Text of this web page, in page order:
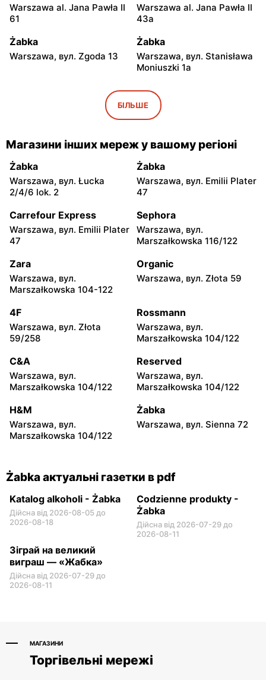
Warszawa al. Jana Pawła II
61
Warszawa al. Jana Pawła II
43a
Żabka
Warszawa, вул. Zgoda 13
Żabka
Warszawa, вул. Stanisława
Moniuszki 1a
Świętokrzyska 0 Stacja
Żabka
Warszawa, вул.
Grzybowska 5
Żabka
Łódź, вул. Żurawia 14
Żabka
Warszawa, вул. Żurawia 18
Żabka
35
Żabka
104
Żabka
Grzybowska 2
Żabka
Żabka
Chałubińskiego 8
Żabka
73
Żabka
Grzybowska 4
Żabka
41/43
Żabka Żabka
Żabka
Warszawa, вул. Prosta 2/14
Żabka
БІЛЬШЕ
Магазини інших мереж у вашому регіоні
Żabka
Warszawa, вул. Łucka
2/4/6 lok. 2
Żabka
Warszawa, вул. Emilii Plater
47
Carrefour Express
Warszawa, вул. Emilii Plater
47
Sephora
Warszawa, вул.
Marszałkowska 116/122
Zara
Warszawa, вул.
Marszałkowska 104-122
Organic
Warszawa, вул. Złota 59
4F
Warszawa, вул. Złota
59/258
Rossmann
Warszawa, вул.
Marszałkowska 104/122
C&A
Warszawa, вул.
Marszałkowska 104/122
Reserved
Warszawa, вул.
Marszałkowska 104/122
H&M
Warszawa, вул.
Marszałkowska 104/122
Żabka
Warszawa, вул. Sienna 72
Żabka актуальні газетки в pdf
Katalog alkoholi - Żabka
Дійсна від 2026-08-05 до
2026-08-18
Codzienne produkty -
Żabka
Дійсна від 2026-07-29 до
2026-08-11
Зіграй на великий
виграш — «Жабка»
Дійсна від 2026-07-29 до
2026-08-11
МАГАЗИНИ
Торгівельні мережі